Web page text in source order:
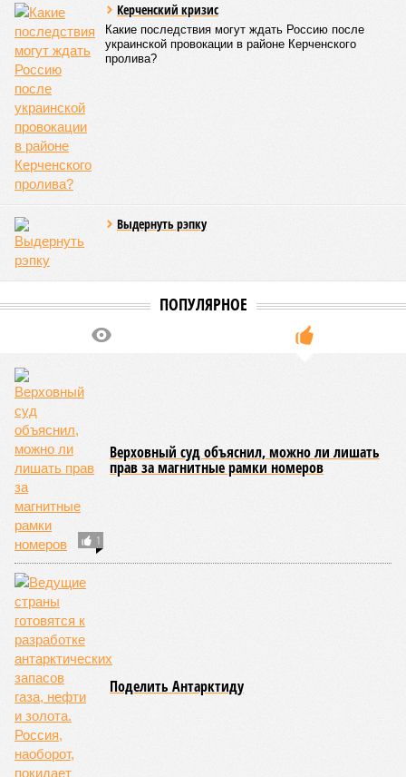
проблемных объектов группы – «Станции Л», «Сказочного
леса» и «В стремлении к свету», согласно информации на
сайтах Capital Group, осенью 2024 г. взяла на себя. Два из
трёх объектов уже сданы или близки к сдаче. Третий –
«Станция Л», крупнейший по числу пострадавших
дольщиков (3908 квартир в пяти корпусах) – по факту
остаётся стройплощадкой без стройки. Возникает вопрос:
распространяется ли договорённость 2024 года на
«Станцию Л» в полном объёме или приоритет отдан
объектам мешей сложности и меньшего масштаба?
Источник: https://avaho.ru/novostroyka/moskva/uvao/lyublino/svetlyy-mir-
даты сдачи жилого комплекса (декабрь 2026 – март 2028),
если фаза активных строительных работ, если судить по
отсутствию техники на площадке, ещё не началась? При
фигурировать
профильных порталах.
Для почти четырёх тысяч будущих собственников квартир
время давно измеряется не календарём, а очередными
переносами ожиданий. И пока на профильных порталах
продолжают указывать даты сдачи, главным индикатором
вопрос: не превращаются ли сроки ввода в декларацию,
которая все больше расходится с реальным положением
дел? Именно на этот вопрос сегодня больше всего ждут
ответа дольщики ЖК «Станция Л».
Украинскому
кандидату в
конгресс США
запретили
приходить на пляж
после драки